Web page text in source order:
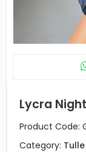
Lycra
Product Code:
Category: